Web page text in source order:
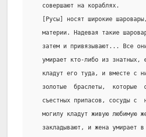
   совершают на кораблях.
[Русы] носят широкие
материи. Надевая такие
затем и привязывают... Все
умирает кто-либо из знатных,
кладут его туда, и вместе с
золотые  браслеты,  которые
съестных припасов, сосуды с
могилу кладут живую любимую
закладывают, и жена умирает в